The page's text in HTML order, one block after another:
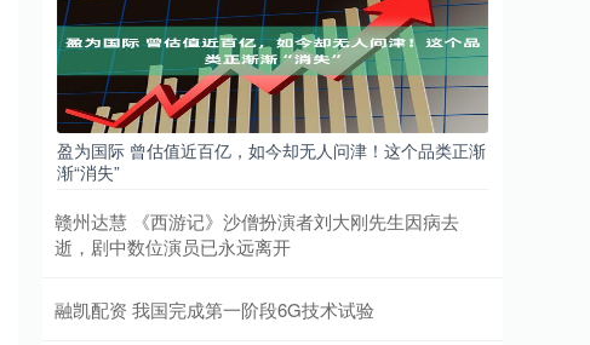
盈为国际 曾估值近百亿，如今却无人问津！这个品类正渐
渐“消失”
赣州达慧 《西游记》沙僧扮演者刘大刚先生因病去
逝，剧中数位演员已永远离开
融凯配资 我国完成第一阶段6G技术试验